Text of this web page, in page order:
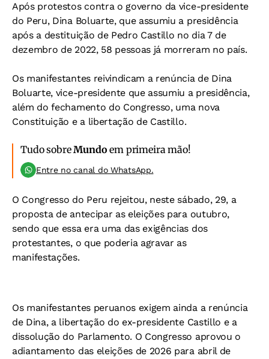
Após protestos contra o governo da vice-presidente
do Peru, Dina Boluarte, que assumiu a presidência
após a destituição de Pedro Castillo no dia 7 de
dezembro de 2022, 58 pessoas já morreram no país.
Os manifestantes reivindicam a renúncia de Dina
Boluarte, vice-presidente que assumiu a presidência,
além do fechamento do Congresso, uma nova
Constituição e a libertação de Castillo.
Tudo sobreMundo em primeira mão!
Entre no canal do WhatsApp.
O Congresso do Peru rejeitou, neste sábado, 29, a
proposta de antecipar as eleições para outubro,
sendo que essa era uma das exigências dos
protestantes, o que poderia agravar as
manifestações.
Os manifestantes peruanos exigem ainda a renúncia
de Dina, a libertação do ex-presidente Castillo e a
dissolução do Parlamento. O Congresso aprovou o
adiantamento das eleições de 2026 para abril de